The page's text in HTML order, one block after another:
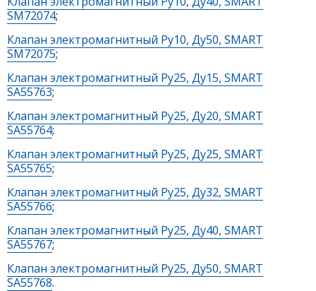
SM72074;
Клапан электромагнитный Ру10, Ду50, SMART
SM72075;
Клапан электромагнитный Ру25, Ду15, SMART
SA55763;
Клапан электромагнитный Ру25, Ду20, SMART
SA55764;
Клапан электромагнитный Ру25, Ду25, SMART
SA55765;
Клапан электромагнитный Ру25, Ду32, SMART
SA55766;
Клапан электромагнитный Ру25, Ду40, SMART
SA55767;
Клапан электромагнитный Ру25, Ду50, SMART
SA55768.